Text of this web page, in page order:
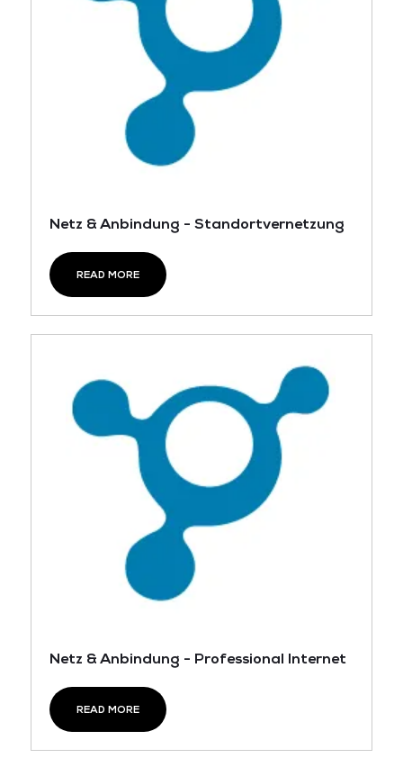
Netz & Anbindung - Standortvernetzung
READ MORE
Netz & Anbindung - Professional Internet
READ MORE